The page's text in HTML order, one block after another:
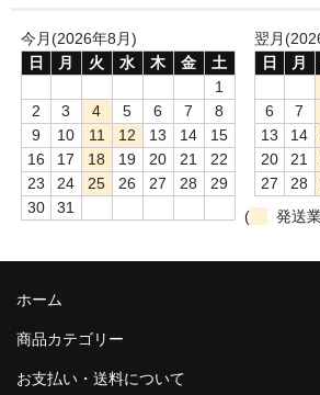
France Bourgogone/ﾌﾗﾝｽ･ﾌﾞﾙｺﾞｰﾆｭ
Pattes Loup（ﾊﾟｯﾄ・ﾙｰ）
Marcel Lapierre（ﾏﾙｾﾙ・ﾗﾋﾟｴｰﾙ）
Philippe Jambon（ﾌｨﾘｯﾌﾟ･ｼﾞｬﾝﾎﾞﾝ
Les Vignerons d’Estezargues（ｴｽﾃ
Les Champs Libres（ﾚ･ｼｬﾝ･ﾘｰﾌﾞﾙ）
今月(2026年8月)
日
月 火 水 木 金
土
1
2
3 4 5 6 7
8
9
10 11 12 13 14
15
16
17 18 19 20 21
22
23
24 25 26 27 28
29
30
31
翌月
日
月
6
7
13
14
20
21
27
28
(
発送
ホーム
商品カテゴリー
お支払い・送料について